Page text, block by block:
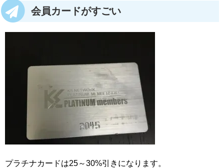
会員カードがすごい
プラチナカードは25～30%引きになります。